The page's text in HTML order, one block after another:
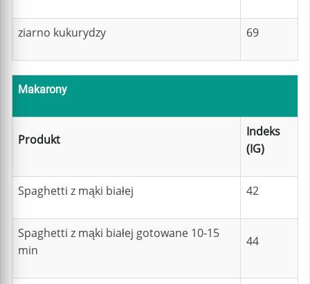
ziarno kukurydzy 69
Makarony
Produkt
Indeks
(IG)
Spaghetti z mąki białej 42
Spaghetti z mąki białej gotowane 10-15
min
44